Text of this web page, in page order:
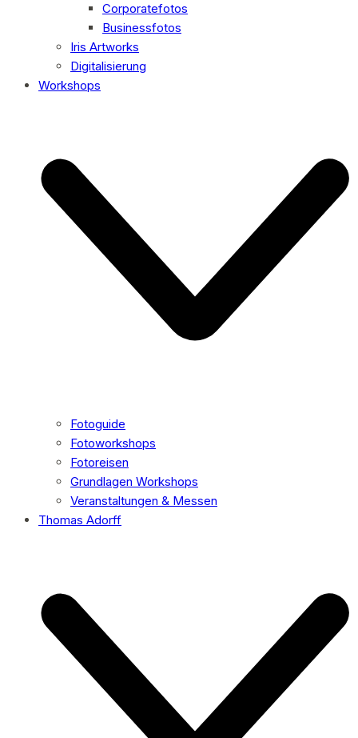
Corporatefotos
Businessfotos
Iris Artworks
Digitalisierung
Workshops
Fotoguide
Fotoworkshops
Fotoreisen
Grundlagen Workshops
Veranstaltungen & Messen
Thomas Adorff